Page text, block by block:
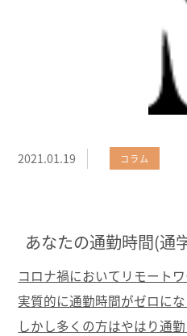
2021.01.19 コラム
あなたの通勤時間(通
コロナ禍においてリモートワ
実質的に通勤時間がゼロに
しかし多くの方はやはり通